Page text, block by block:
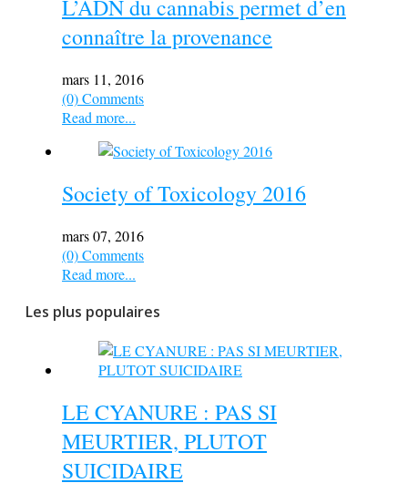
L’ADN du cannabis permet d’en
connaître la provenance
mars 11, 2016
(0) Comments
Read more...
Society of Toxicology 2016
mars 07, 2016
(0) Comments
Read more...
Les plus populaires
LE CYANURE : PAS SI
MEURTIER, PLUTOT
SUICIDAIRE